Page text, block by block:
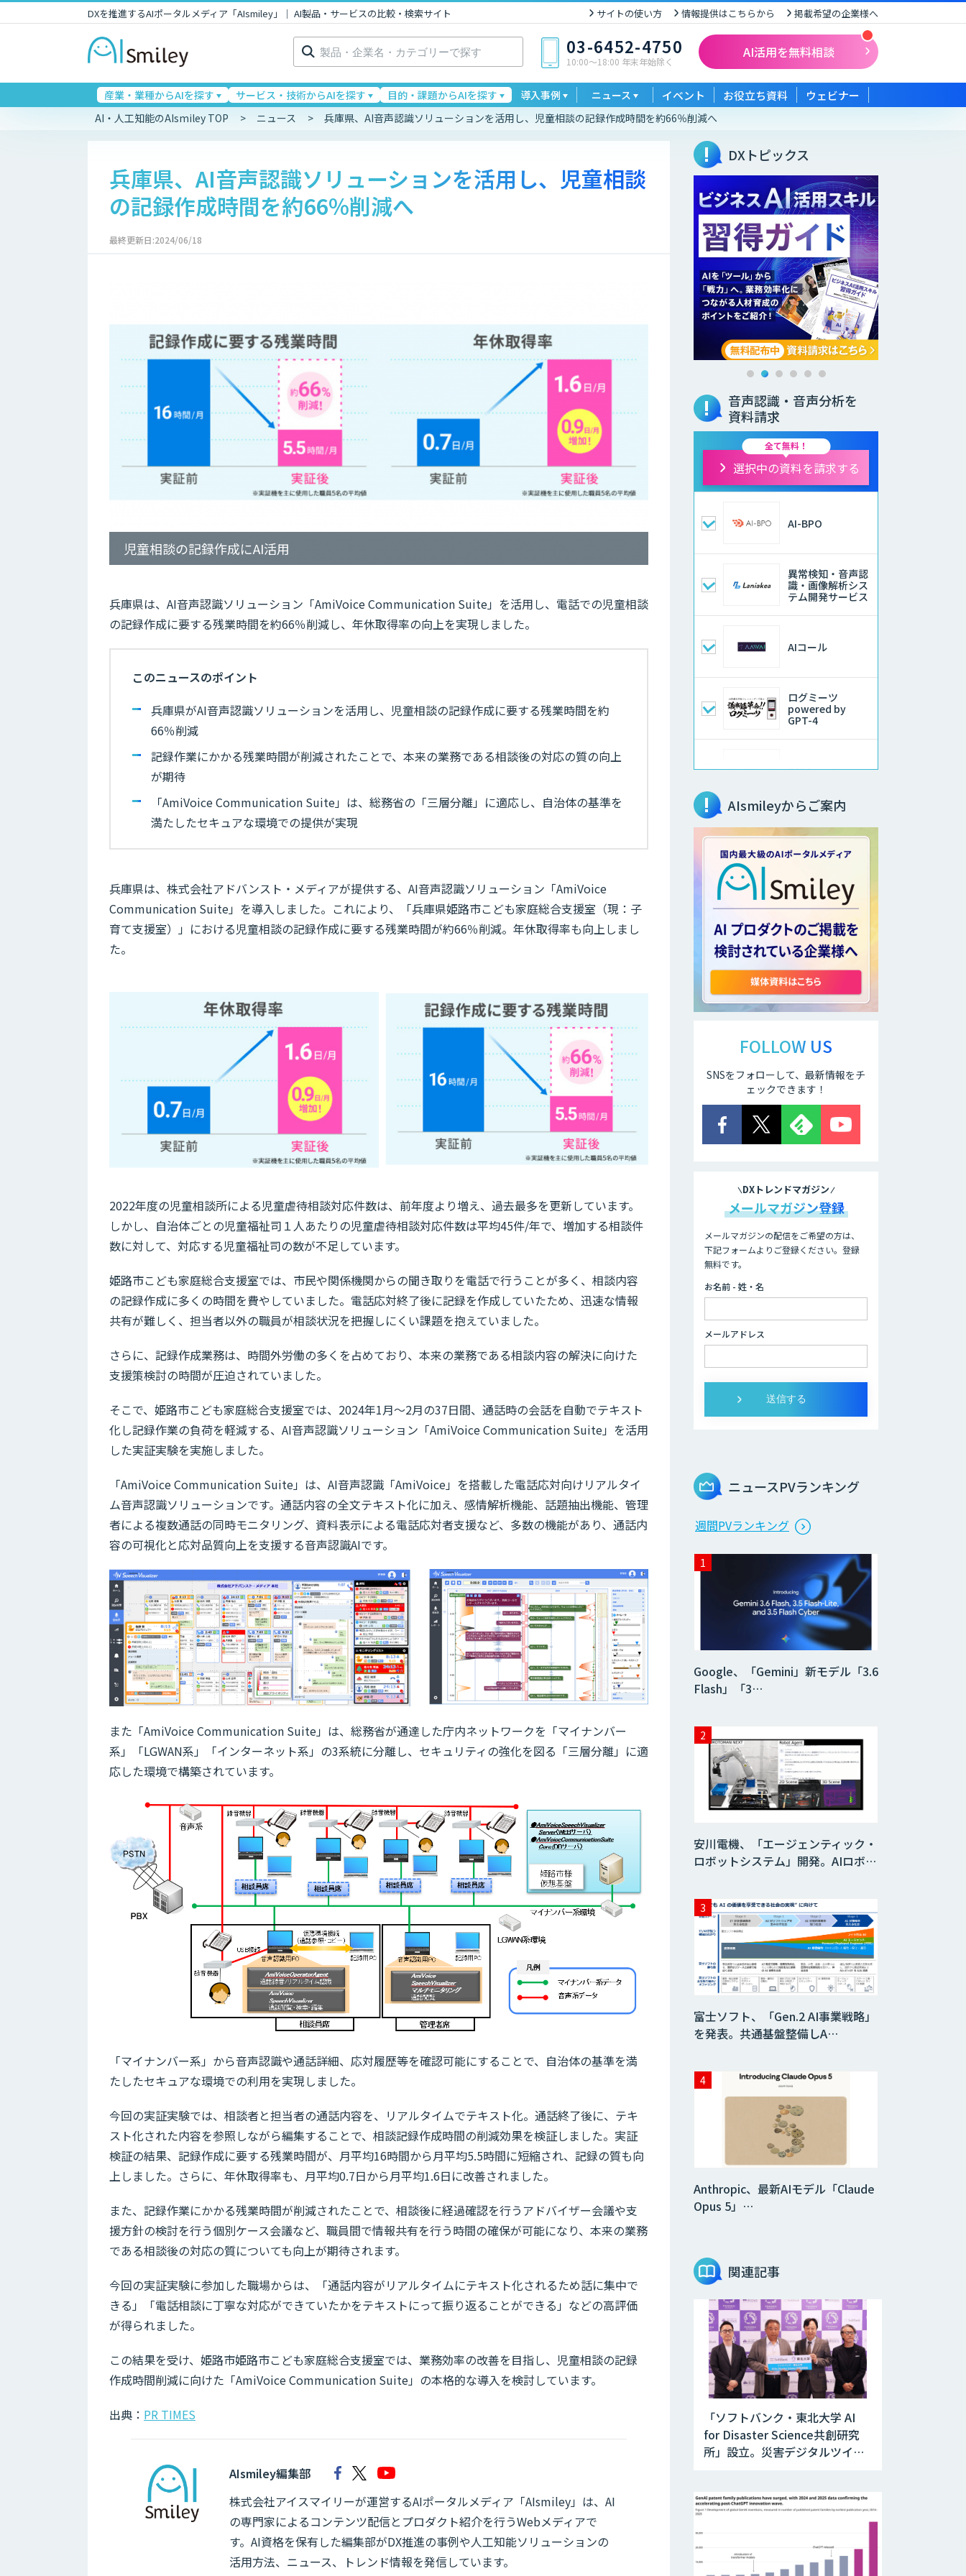
DXを推進するAIポータルメディア「AIsmiley」｜ AI製品・サービスの比較・検索サイト サイトの使い方 情報提供はこちらから 掲載希望の企業様へ
検
索: 03-6452-4750
10:00〜18:00 年末年始除く
AI活用を無料相談
産業・業種からAIを探す サービス・技術からAIを探す 目的・課題からAIを探す 導入事例 ニュース イベント お役立ち資料 ウェビナー
AI・人工知能のAIsmiley TOP ニュース 兵庫県、AI音声認識ソリューションを活用し、児童相談の記録作成時間を約66％削減へ
兵庫県、AI音声認識ソリューションを活用し、児童相談
の記録作成時間を約66％削減へ
最終更新日:2024/06/18
児童相談の記録作成にAI活用
兵庫県は、AI音声認識ソリューション「AmiVoice Communication Suite」を活用し、電話での児童相談
の記録作成に要する残業時間を約66％削減し、年休取得率の向上を実現しました。
このニュースのポイント
兵庫県がAI音声認識ソリューションを活用し、児童相談の記録作成に要する残業時間を約
66％削減
記録作業にかかる残業時間が削減されたことで、本来の業務である相談後の対応の質の向上
が期待
「AmiVoice Communication Suite」は、総務省の「三層分離」に適応し、自治体の基準を
満たしたセキュアな環境での提供が実現
兵庫県は、株式会社アドバンスト・メディアが提供する、AI音声認識ソリューション「AmiVoice
Communication Suite」を導入しました。これにより、「兵庫県姫路市こども家庭総合支援室（現：子
育て支援室）」における児童相談の記録作成に要する残業時間が約66％削減。年休取得率も向上しまし
た。
2022年度の児童相談所による児童虐待相談対応件数は、前年度より増え、過去最多を更新しています。
しかし、自治体ごとの児童福祉司１人あたりの児童虐待相談対応件数は平均45件/年で、増加する相談件
数に対して、対応する児童福祉司の数が不足しています。
姫路市こども家庭総合支援室では、市民や関係機関からの聞き取りを電話で行うことが多く、相談内容
の記録作成に多くの時間を費やしていました。電話応対終了後に記録を作成していたため、迅速な情報
共有が難しく、担当者以外の職員が相談状況を把握しにくい課題を抱えていました。
さらに、記録作成業務は、時間外労働の多くを占めており、本来の業務である相談内容の解決に向けた
支援策検討の時間が圧迫されていました。
そこで、姫路市こども家庭総合支援室では、2024年1月～2月の37日間、通話時の会話を自動でテキスト
化し記録作業の負荷を軽減する、AI音声認識ソリューション「AmiVoice Communication Suite」を活用
した実証実験を実施しました。
「AmiVoice Communication Suite」は、AI音声認識「AmiVoice」を搭載した電話応対向けリアルタイ
ム音声認識ソリューションです。通話内容の全文テキスト化に加え、感情解析機能、話題抽出機能、管理
者による複数通話の同時モニタリング、資料表示による電話応対者支援など、多数の機能があり、通話内
容の可視化と応対品質向上を支援する音声認識AIです。
また「AmiVoice Communication Suite」は、総務省が通達した庁内ネットワークを「マイナンバー
系」「LGWAN系」「インターネット系」の3系統に分離し、セキュリティの強化を図る「三層分離」に適
応した環境で構築されています。
「マイナンバー系」から音声認識や通話詳細、応対履歴等を確認可能にすることで、自治体の基準を満
たしたセキュアな環境での利用を実現しました。
今回の実証実験では、相談者と担当者の通話内容を、リアルタイムでテキスト化。通話終了後に、テキ
スト化された内容を参照しながら編集することで、相談記録作成時間の削減効果を検証しました。実証
検証の結果、記録作成に要する残業時間が、月平均16時間から月平均5.5時間に短縮され、記録の質も向
上しました。さらに、年休取得率も、月平均0.7日から月平均1.6日に改善されました。
また、記録作業にかかる残業時間が削減されたことで、相談後に経過確認を行うアドバイザー会議や支
援方針の検討を行う個別ケース会議など、職員間で情報共有を行う時間の確保が可能になり、本来の業務
である相談後の対応の質についても向上が期待されます。
今回の実証実験に参加した職場からは、「通話内容がリアルタイムにテキスト化されるため話に集中で
きる」「電話相談に丁寧な対応ができていたかをテキストにって振り返ることができる」などの高評価
が得られました。
この結果を受け、姫路市姫路市こども家庭総合支援室では、業務効率の改善を目指し、児童相談の記録
作成時間削減に向けた「AmiVoice Communication Suite」の本格的な導入を検討しています。
出典： PR TIMES
AIsmiley編集部
株式会社アイスマイリーが運営するAIポータルメディア「AIsmiley」は、AI
の専門家によるコンテンツ配信とプロダクト紹介を行うWebメディアで
す。AI資格を保有した編集部がDX推進の事例や人工知能ソリューションの
活用方法、ニュース、トレンド情報を発信しています。
DXトピックス
音声認識・音声分析を
資料請求
全て無料！
選択中の資料を請求する
AI-BPO
異常検知・音声認
識・画像解析シス
テム開発サービス
AIコール
ログミーツ
powered by
GPT-4
QM Agent
AIコンシェルジュ
®
AI音声生成
ElevenLabs
ソフトクリエイト
のAI開発サービス
APTOのAI受託開
アポメイト
音声認識向け多言
語音声コーパス販
IBT BizTAPAI
AI開発・伴走支
LINEWORKS
音声・画像・動画
データセット販
売・収集
AI 受託開発・導入
支援
YOMEL
PKSHA Speech
自然言語処理
認証ソリューショ
ン
音声認識／対話型
AIのソリューショ
ン
Datatang AIデー
タ処理プラットフ
AIボイス変換
Voidol -Powered
by リアチェン
voice
Sakura TALK
応対品質チェック
支援サービス「AI
Log」
コンタクトセンタ
ー向け応対支援サ
AIsmileyからご案内
FOLLOW US
SNSをフォローして、最新情報をチ
ェックできます！
DXトレンドマガジン
メールマガジン登録
メールマガジンの配信をご希望の方は、
下記フォームよりご登録ください。登録
無料です。
お名前 - 姓・名
メールアドレス
ニュースPVランキング
週間PVランキング
Google、「Gemini」新モデル「3.6
Flash」「3…
安川電機、「エージェンティック・
ロボットシステム」開発。AIロボ…
富士ソフト、「Gen.2 AI事業戦略」
を発表。共通基盤整備しA…
Anthropic、最新AIモデル「Claude
Opus 5」…
関連記事
「ソフトバンク・東北大学 AI
for Disaster Science共創研究
所」設立。災害デジタルツイン